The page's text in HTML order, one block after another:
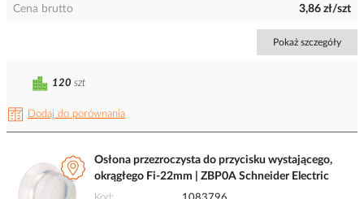
Cena brutto 3,86 zł/szt
Pokaż szczegóły
Dodaj do porównania
120 szt
Osłona przezroczysta do przycisku wystającego,
okrągłego Fi-22mm | ZBP0A Schneider Electric